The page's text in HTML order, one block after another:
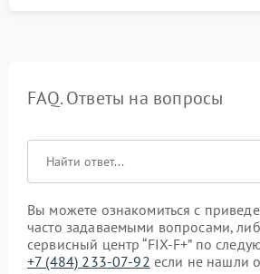
FAQ. Ответы на вопросы
Вы можете ознакомиться с
часто задаваемыми вопросами,
сервисный центр “FIX-F+” по
+7 (484) 233-07-92 если не нашли